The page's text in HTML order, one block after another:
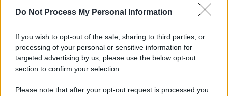
Do Not Process My Personal Information
If you wish to opt-out of the sale, sharing to third parties, or
processing of your personal or sensitive information for
targeted advertising by us, please use the below opt-out
section to confirm your selection.
Please note that after your opt-out request is processed you
Napoli, causa del 1976 costa 56 milioni: il
Lukaku vicino all'addio dal Napoli: dove potrebbe
andare il belga?